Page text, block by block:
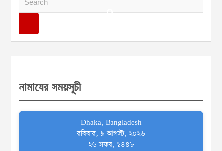
e
r
নামাযের সময়সূচী
Dhaka, Bangladesh
রবিবার, ৯ আগস্ট, ২০২৬
২৬ সফর, ১৪৪৮